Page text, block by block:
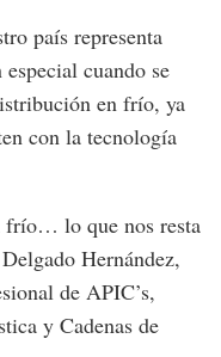
país representa
cuando se
en frío, ya
con la tecnología
frío… lo que nos resta
Hernández,
de APIC’s,
y Cadenas de